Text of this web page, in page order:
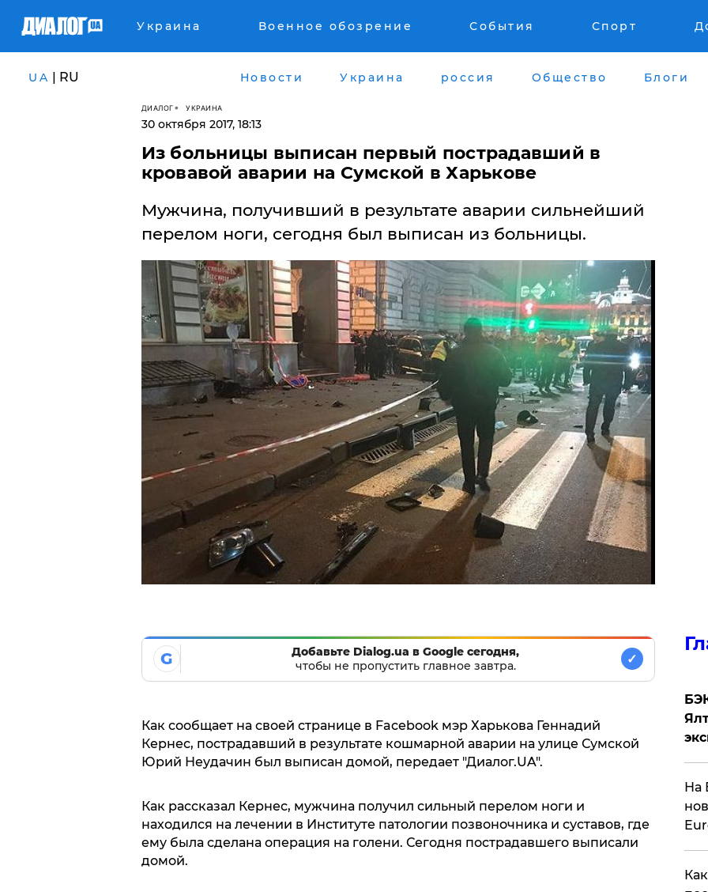
Украина Военное обозрение События Спорт
UA | RU Новости Украина россия Общество Блоги
ДИАЛОГ УКРАИНА
30 октября 2017, 18:13
Из больницы выписан первый пострадавший в
кровавой аварии на Сумской в Харькове
Мужчина, получивший в результате аварии сильнейший
перелом ноги, сегодня был выписан из больницы.
G
Добавьте Dialog.ua в Google сегодня,
чтобы не пропустить главное завтра.
✓
Как сообщает на своей странице в Facebook мэр Харькова Геннадий
Кернес, пострадавший в результате кошмарной аварии на улице Сумской
Юрий Неудачин был выписан домой, передает "Диалог.UA".
Как рассказал Кернес, мужчина получил сильный перелом ноги и
находился на лечении в Институте патологии позвоночника и суставов, где
ему была сделана операция на голени. Сегодня пострадавшего выписали
домой.
На